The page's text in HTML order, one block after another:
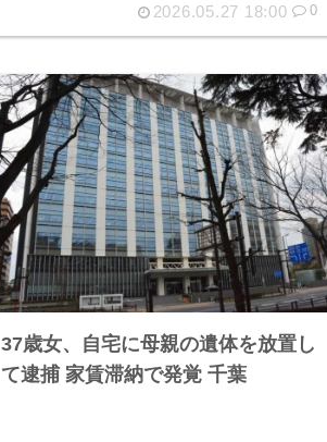
2026.05.27 18:00 0
37歳女、自宅に母親の遺体を放置し
て逮捕 家賃滞納で発覚 千葉